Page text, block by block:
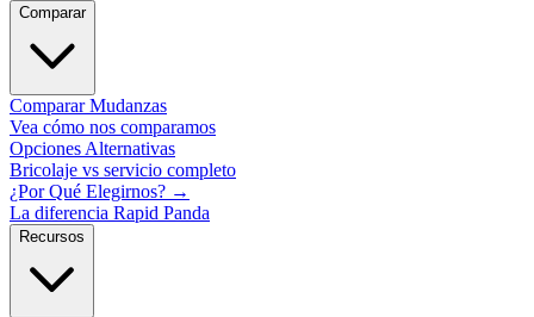
Comparar
Comparar Mudanzas
Vea cómo nos comparamos
Opciones Alternativas
Bricolaje vs servicio completo
¿Por Qué Elegirnos? →
La diferencia Rapid Panda
Recursos